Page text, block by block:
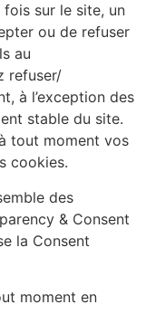
sur le site, un
ou de refuser
au
refuser/
à l’exception des
stable du site.
tout moment vos
cookies.
des
& Consent
la Consent
moment en